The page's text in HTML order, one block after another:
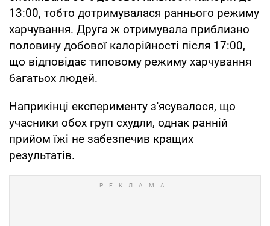
13:00, тобто дотримувалася раннього режиму
харчування. Друга ж отримувала приблизно
половину добової калорійності після 17:00,
що відповідає типовому режиму харчування
багатьох людей.
Наприкінці експерименту з'ясувалося, що
учасники обох груп схудли, однак ранній
прийом їжі не забезпечив кращих
результатів.